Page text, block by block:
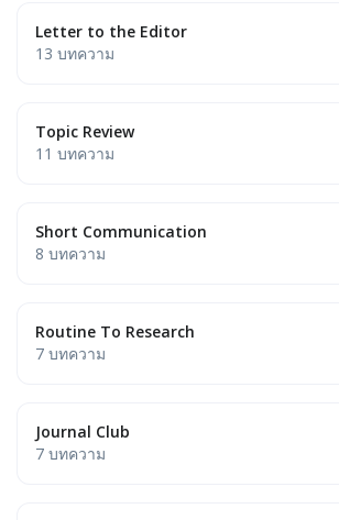
Letter to the Editor
13 บทความ
Topic Review
11 บทความ
Short Communication
8 บทความ
Routine To Research
7 บทความ
Journal Club
7 บทความ